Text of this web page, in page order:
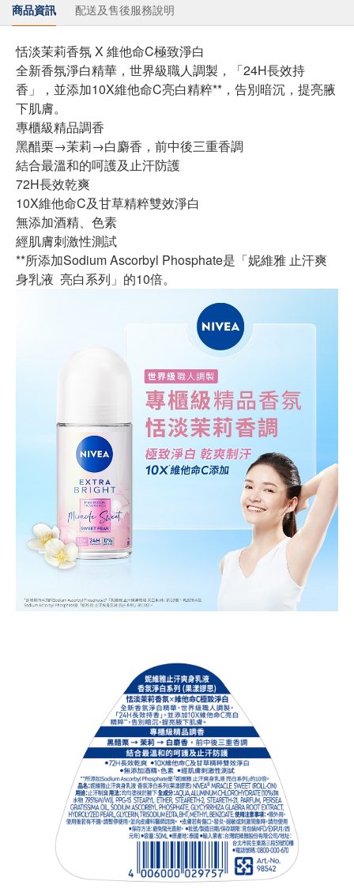
商品資訊 配送及售後服務說明
恬淡茉莉香氛 X 維他命C極致淨白
全新香氛淨白精華，世界級職人調製，「24H長效持
香」，並添加10X維他命C亮白精粹**，告別暗沉，提亮腋
下肌膚。
專櫃級精品調香
黑醋栗→茉莉→白麝香，前中後三重香調
結合最溫和的呵護及止汗防護
72H長效乾爽
10X維他命C及甘草精粹雙效淨白
無添加酒精、色素
經肌膚刺激性測試
**所添加Sodium Ascorbyl Phosphate是「妮維雅 止汗爽
身乳液 亮白系列」的10倍。